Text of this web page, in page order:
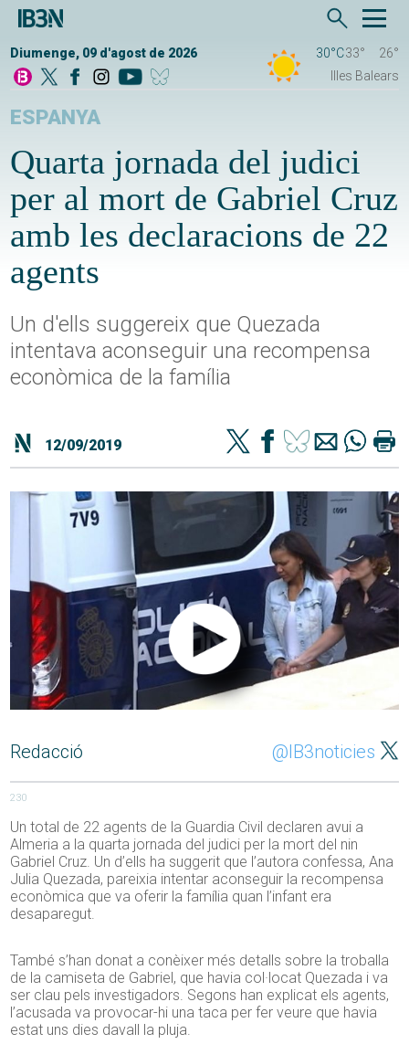
Diumenge, 09 d'agost de 2026 30°C33°
26°
Illes Balears
ESPANYA
Quarta jornada del judici
per al mort de Gabriel Cruz
amb les declaracions de 22
agents
Un d'ells suggereix que Quezada
intentava aconseguir una recompensa
econòmica de la família
12/09/2019
Redacció @IB3noticies
230
Un total de 22 agents de la Guardia Civil declaren avui a
Almeria a la quarta jornada del judici per la mort del nin
Gabriel Cruz. Un d’ells ha suggerit que l’autora confessa, Ana
Julia Quezada, pareixia intentar aconseguir la recompensa
econòmica que va oferir la família quan l’infant era
desaparegut.
També s’han donat a conèixer més detalls sobre la troballa
de la camiseta de Gabriel, que havia col·locat Quezada i va
ser clau pels investigadors. Segons han explicat els agents,
l’acusada va provocar-hi una taca per fer veure que havia
estat uns dies davall la pluja.